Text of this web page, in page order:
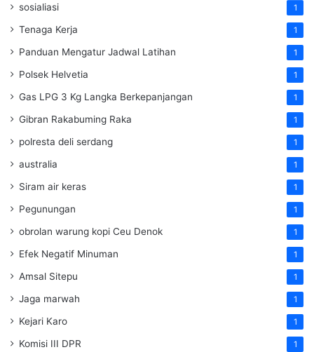
sosialiasi 1
Tenaga Kerja 1
Panduan Mengatur Jadwal Latihan 1
Polsek Helvetia 1
Gas LPG 3 Kg Langka Berkepanjangan 1
Gibran Rakabuming Raka 1
polresta deli serdang 1
australia 1
Siram air keras 1
Pegunungan 1
obrolan warung kopi Ceu Denok 1
Efek Negatif Minuman 1
Amsal Sitepu 1
Jaga marwah 1
Kejari Karo 1
Komisi III DPR 1